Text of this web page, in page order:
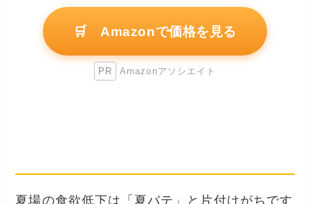
🛒 Amazonで価格を見る
PR Amazonアソシエイト
夏場の食欲低下は「夏バテ」と片付けがちです